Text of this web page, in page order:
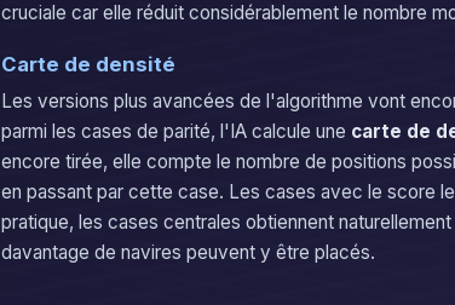
cruciale car elle réduit considérablement le nombre
Carte de densité
Les versions plus avancées de l'algorithme vont
parmi les cases de parité, l'IA calcule une carte de
encore tirée, elle compte le nombre de positions
en passant par cette case. Les cases avec le score
pratique, les cases centrales obtiennent
davantage de navires peuvent y être placés.